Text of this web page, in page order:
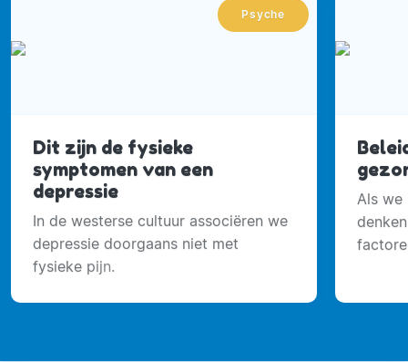
Psyche
Dit zijn de fysieke
symptomen van een
depressie
In de westerse cultuur associëren we
depressie doorgaans niet met
fysieke pijn.
Als we